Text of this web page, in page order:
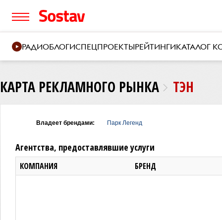
РАДИОБЛОГИСПЕЦПРОЕКТЫРЕЙТИНГИКАТАЛОГ
КАРТА РЕКЛАМНОГО РЫНКА ТЭН
Владеет брендами: Парк Легенд
Агентства, предоставлявшие услуги
КОМПАНИЯ БРЕНД